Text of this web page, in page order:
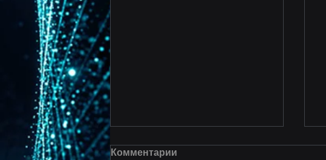
Комментарии